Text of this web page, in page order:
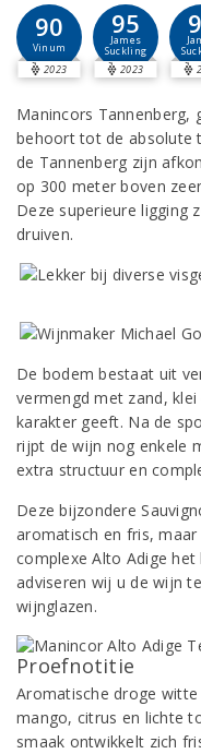
90
Vinum
2023
95
James
Suckling
2023
Manincors Tannenberg,
behoort tot de absolute
de Tannenberg zijn
op 300 meter boven
Deze superieure ligging
druiven.
De bodem bestaat uit
vermengd met zand,
karakter geeft. Na de
rijpt de wijn nog enkele
extra structuur en
Deze bijzondere
aromatisch en fris,
complexe Alto Adige
adviseren wij u de wijn
wijnglazen.
Proefnotitie
Aromatische droge
mango, citrus en lichte
smaak ontwikkelt zich